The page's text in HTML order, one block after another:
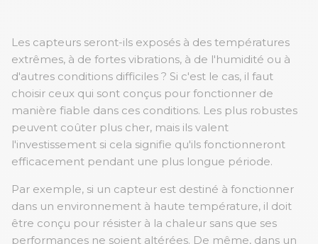
Les capteurs seront-ils exposés à des températures
extrêmes, à de fortes vibrations, à de l'humidité ou à
d'autres conditions difficiles ? Si c'est le cas, il faut
choisir ceux qui sont conçus pour fonctionner de
manière fiable dans ces conditions. Les plus robustes
peuvent coûter plus cher, mais ils valent
l'investissement si cela signifie qu'ils fonctionneront
efficacement pendant une plus longue période.
Par exemple, si un capteur est destiné à fonctionner
dans un environnement à haute température, il doit
être conçu pour résister à la chaleur sans que ses
performances ne soient altérées. De même, dans un